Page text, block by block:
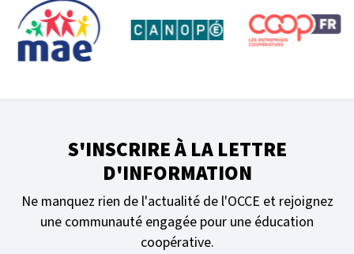
S'INSCRIRE À LA LETTRE
D'INFORMATION
Ne manquez rien de l'actualité de l'OCCE et rejoignez
une communauté engagée pour une éducation
coopérative.